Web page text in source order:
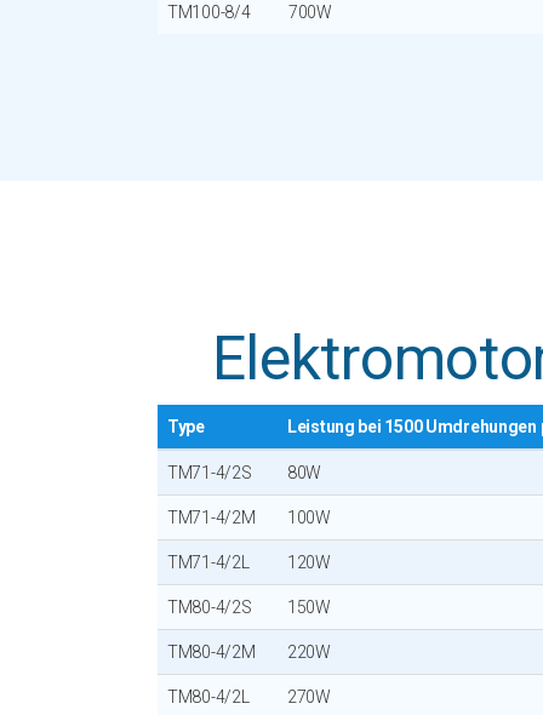
TM100-8/4 700W
Type Leistung bei 1500 Umdrehungen
TM71-4/2S 80W
TM71-4/2M 100W
TM71-4/2L 120W
TM80-4/2S 150W
TM80-4/2M 220W
TM80-4/2L 270W